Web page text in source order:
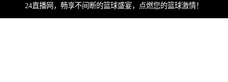
24直播网，畅享不间断的篮球盛宴，点燃您的篮球激情！